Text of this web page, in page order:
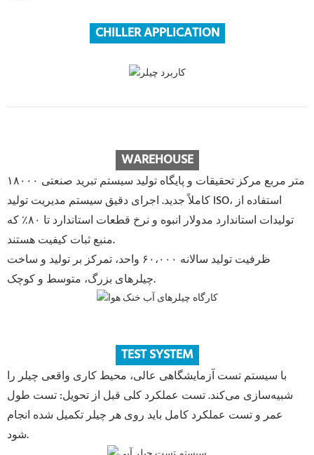
CHILLER APPLICATION
WAREHOUSE
۱۸۰۰۰ متر مربع مرکز تحقیقات و پایگاه تولید سیستم تبرید صنعتی
کاملاً جدید. اجرای دقیق سیستم مدیریت تولید ISO، استفاده از
تولیدات استاندارد مدولار انبوه و نرخ قطعات استاندارد تا ۸۰٪ که
منبع ثبات کیفیت هستند.
ظرفیت تولید سالانه ۶۰،۰۰۰ واحد، تمرکز بر تولید و ساخت
چیلرهای بزرگ، متوسط ​​و کوچک.
TEST SYSTEM
با سیستم تست آزمایشگاهی عالی، محیط کاری واقعی چیلر را
شبیه‌سازی می‌کند. تست عملکرد کلی قبل از تحویل: تست طول
عمر و تست عملکرد کامل باید روی هر چیلر تکمیل شده انجام
شود.